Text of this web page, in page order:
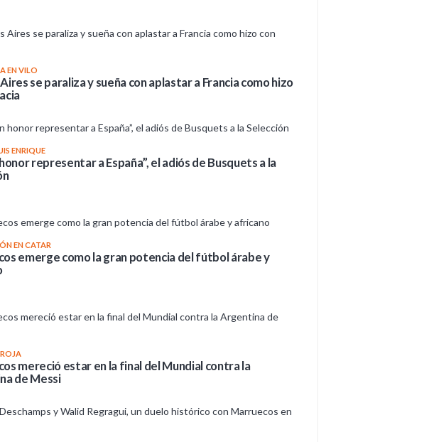
EN VILO
se paraliza y sueña con aplastar a Francia como hizo
ENRIQUE
honor representar a España”, el adiós de Busquets a la
EN CATAR
emerge como la gran potencia del fútbol árabe y
mereció estar en la final del Mundial contra la
de Messi